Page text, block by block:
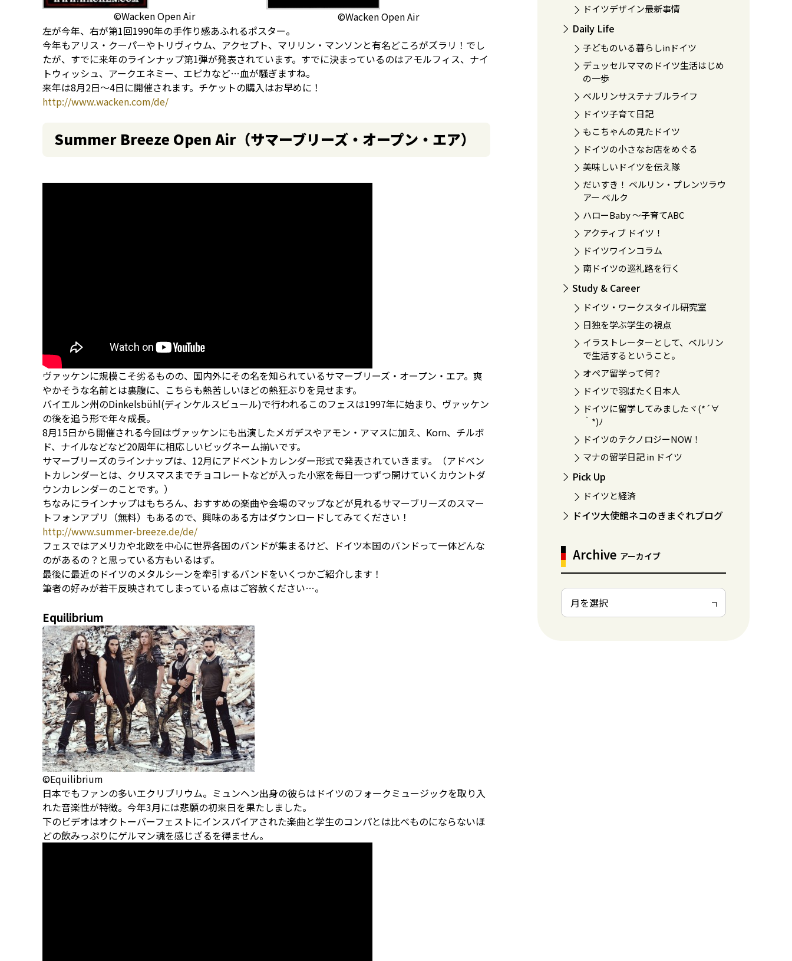
©Wacken Open Air
©Wacken Open Air
左が今年、右が第1回1990年の手作り感あふれるポスター。
今年もアリス・クーパーやトリヴィウム、アクセプト、マリリン・マンソンと有名どころがズラリ！でし
たが、すでに来年のラインナップ第1弾が発表されています。すでに決まっているのはアモルフィス、ナイ
トウィッシュ、アークエネミー、エピカなど…血が騒ぎますね。
来年は8月2日～4日に開催されます。チケットの購入はお早めに！
http://www.wacken.com/de/
Summer Breeze Open Air（サマーブリーズ・オープン・エア）
ヴァッケンに規模こそ劣るものの、国内外にその名を知られているサマーブリーズ・オープン・エア。爽
やかそうな名前とは裏腹に、こちらも熱苦しいほどの熱狂ぶりを見せます。
バイエルン州のDinkelsbühl(ディンケルスビュール)で行われるこのフェスは1997年に始まり、ヴァッケン
の後を追う形で年々成長。
8月15日から開催される今回はヴァッケンにも出演したメガデスやアモン・アマスに加え、Korn、チルボ
ド、ナイルなどなど20周年に相応しいビッグネーム揃いです。
サマーブリーズのラインナップは、12月にアドベントカレンダー形式で発表されていきます。（アドベン
トカレンダーとは、クリスマスまでチョコレートなどが入った小窓を毎日一つずつ開けていくカウントダ
ウンカレンダーのことです。）
ちなみにラインナップはもちろん、おすすめの楽曲や会場のマップなどが見れるサマーブリーズのスマー
トフォンアプリ（無料）もあるので、興味のある方はダウンロードしてみてください！
http://www.summer-breeze.de/de/
フェスではアメリカや北欧を中心に世界各国のバンドが集まるけど、ドイツ本国のバンドって一体どんな
のがあるの？と思っている方もいるはず。
最後に最近のドイツのメタルシーンを牽引するバンドをいくつかご紹介します！
筆者の好みが若干反映されてしまっている点はご容赦ください…。
Equilibrium
©Equilibrium
日本でもファンの多いエクリブリウム。ミュンヘン出身の彼らはドイツのフォークミュージックを取り入
れた音楽性が特徴。今年3月には悲願の初来日を果たしました。
下のビデオはオクトーバーフェストにインスパイアされた楽曲と学生のコンパとは比べものにならないほ
どの飲みっぷりにゲルマン魂を感じざるを得ません。
ドイツデザイン最新事情
Daily Life
子どものいる暮らしinドイツ
デュッセルママのドイツ生活はじめ
の一歩
ベルリンサステナブルライフ
ドイツ子育て日記
もこちゃんの見たドイツ
ドイツの小さなお店をめぐる
美味しいドイツを伝え隊
だいすき！ ベルリン・プレンツラウ
アー ベルク
ハローBaby 〜子育てABC
アクティブ ドイツ！
ドイツワインコラム
南ドイツの巡礼路を行く
Study & Career
ドイツ・ワークスタイル研究室
日独を学ぶ学生の視点
イラストレーターとして、ベルリン
で生活するということ。
オペア留学って何？
ドイツで羽ばたく日本人
ドイツに留学してみましたヾ(*´∀
｀*)ﾉ
ドイツのテクノロジーNOW！
マナの留学日記 in ドイツ
Pick Up
ドイツと経済
ドイツ大使館ネコのきまぐれブログ
Archive アーカイブ